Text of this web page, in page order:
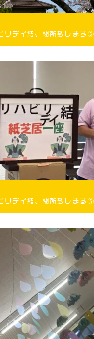
リデイ結、閉所致します⑥
リデイ結、閉所致します⑤